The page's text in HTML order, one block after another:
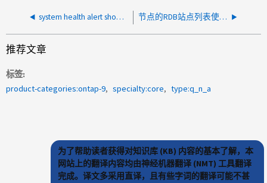
system health alert show - ONTAP 中的命令返回几个错误，指出 RPC Remote system error - Connection refused 节点的RDB站点列表使用的两个IP地址连接到同一集群交换机Active IQ 健康风险
推荐文章
标签
product-categories:ontap-9
specialty:core type:q_n_a
为了帮助读者获得对知识库 (KB) 内容的基本了解，本
网站上的翻译内容均由神经机器翻译 (NMT) 工具翻译
完成。译文多采用直译，且有些字词的翻译可能不甚